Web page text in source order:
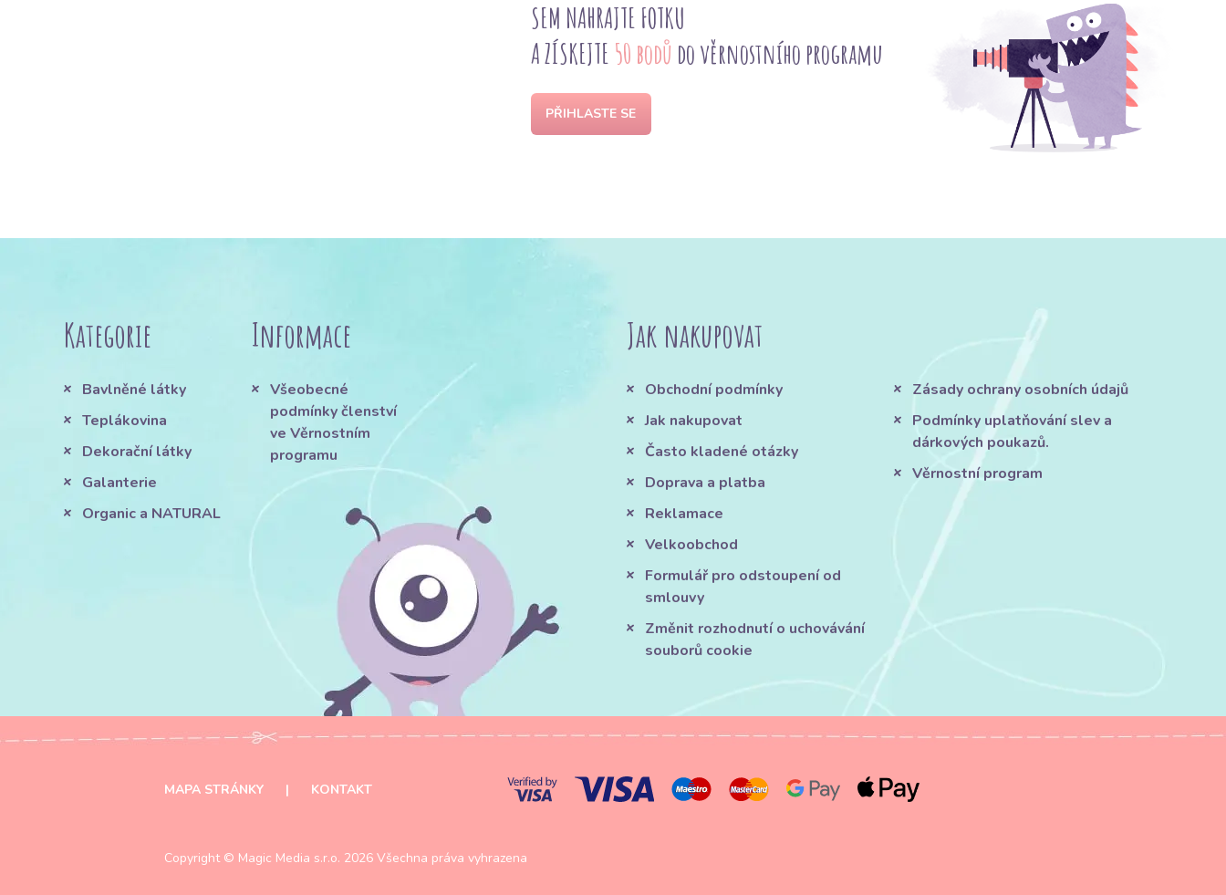
SEM NAHRAJTE FOTKU
A ZÍSKEJTE 50 bodů do věrnostního programu
PŘIHLASTE SE
Kategorie
Bavlněné látky
Teplákovina
Dekorační látky
Galanterie
Organic a NATURAL
Informace
Všeobecné
podmínky členství
ve Věrnostním
programu
Jak nakupovat
Obchodní podmínky
Jak nakupovat
Často kladené otázky
Doprava a platba
Reklamace
Velkoobchod
Formulář pro odstoupení od
smlouvy
Změnit rozhodnutí o uchovávání
souborů cookie
Zásady ochrany osobních údajů
Podmínky uplatňování slev a
dárkových poukazů.
Věrnostní program
MAPA STRÁNKY | KONTAKT
Copyright © Magic Media s.r.o. 2026 Všechna práva vyhrazena